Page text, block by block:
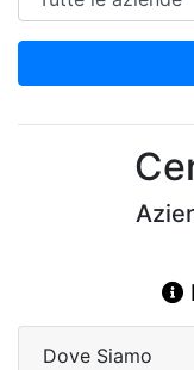
Dove Siamo